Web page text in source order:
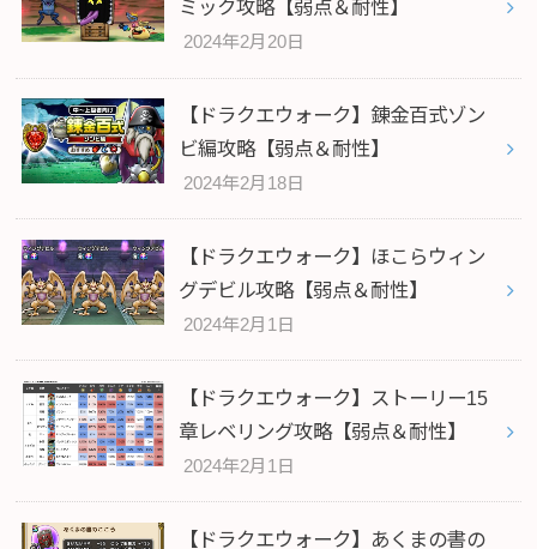
ミック攻略【弱点＆耐性】
2024年2月20日
【ドラクエウォーク】錬金百式ゾン
ビ編攻略【弱点＆耐性】
2024年2月18日
【ドラクエウォーク】ほこらウィン
グデビル攻略【弱点＆耐性】
2024年2月1日
【ドラクエウォーク】ストーリー15
章レベリング攻略【弱点＆耐性】
2024年2月1日
【ドラクエウォーク】あくまの書の